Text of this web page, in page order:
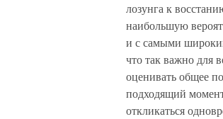
лозунга к
наибольшую
и с самыми
что так важно для
оценивать общее
подходящий
откликаться